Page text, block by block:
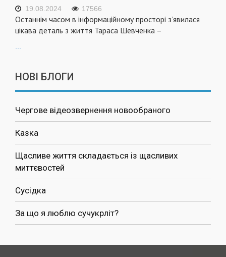
19.08.2024 17566
Останнім часом в інформаційному просторі з’явилася
цікава деталь з життя Тараса Шевченка –
НОВІ БЛОГИ
Чергове відеозвернення новообраного
Казка
Щасливе життя складається із щасливих
миттєвостей
Сусідка
За що я люблю сучукрліт?